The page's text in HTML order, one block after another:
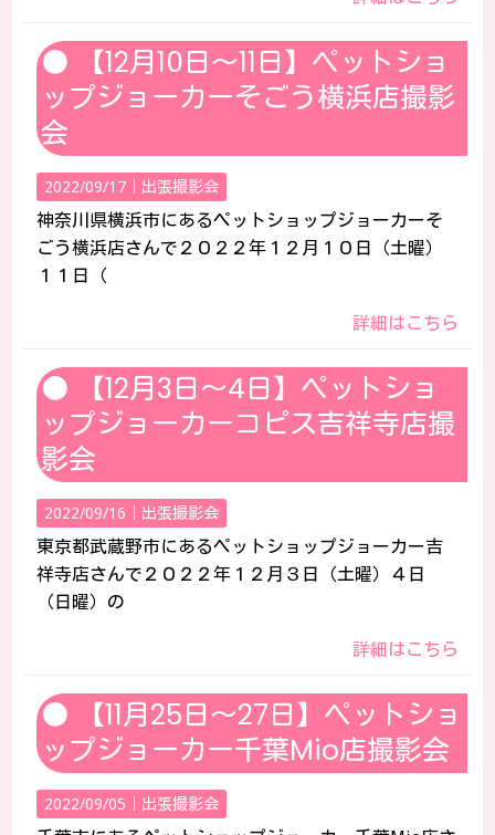
【12月10日～11日】ペットショ
ップジョーカーそごう横浜店撮影
会
2022/09/17｜ 出張撮影会
神奈川県横浜市にあるペットショップジョーカーそ
ごう横浜店さんで２０２２年１２月１０日（土曜）
１１日（
詳細はこちら
【12月3日～4日】ペットショ
ップジョーカーコピス吉祥寺店撮
影会
2022/09/16｜ 出張撮影会
東京都武蔵野市にあるペットショップジョーカー吉
祥寺店さんで２０２２年１２月３日（土曜）４日
（日曜）の
詳細はこちら
【11月25日～27日】ペットショ
ップジョーカー千葉Mio店撮影会
2022/09/05｜ 出張撮影会